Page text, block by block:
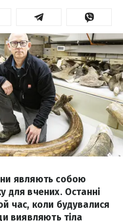
являють собою
для вчених. Останні
час, коли будувалися
виявляють тіла